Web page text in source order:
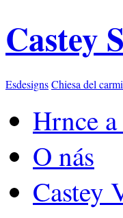
Castey
EsdesignsChiesa del
Hrnce
O nás
Castey